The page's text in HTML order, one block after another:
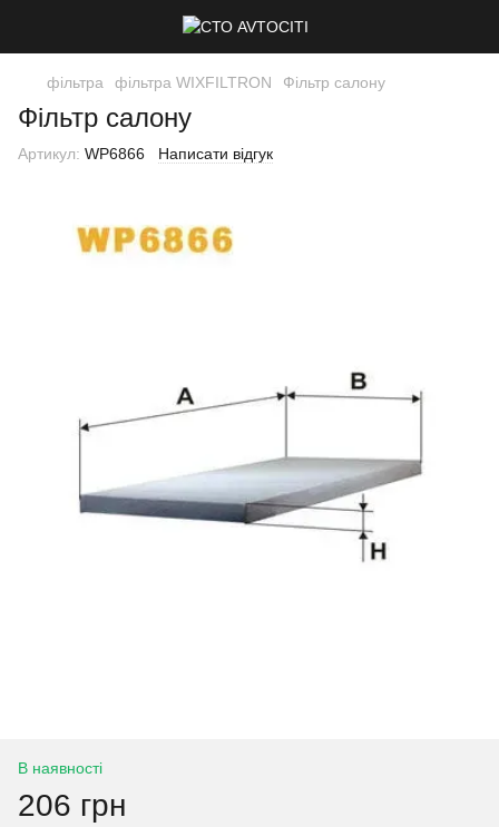
фільтра фільтра WIXFILTRON Фільтр салону
Фільтр салону
Артикул: WP6866 Написати відгук
В наявності
206 грн